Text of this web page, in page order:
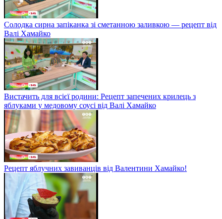
Солодка сирна запіканка зі сметанною заливкою — рецепт від
Валі Хамайко
Вистачить для всієї родини: Рецепт запечених крилець з
яблуками у медовому соусі від Валі Хамайко
Рецепт яблучних завиванців від Валентини Хамайко!